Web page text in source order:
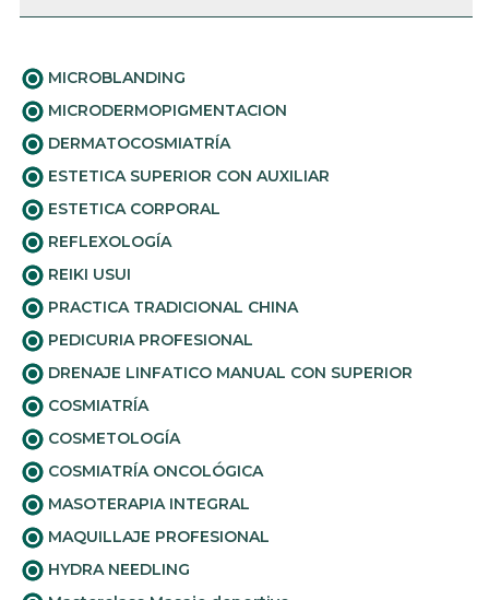
MICROBLANDING
MICRODERMOPIGMENTACION
DERMATOCOSMIATRÍA
ESTETICA SUPERIOR CON AUXILIAR
ESTETICA CORPORAL
REFLEXOLOGÍA
REIKI USUI
PRACTICA TRADICIONAL CHINA
PEDICURIA PROFESIONAL
DRENAJE LINFATICO MANUAL CON SUPERIOR
COSMIATRÍA
COSMETOLOGÍA
COSMIATRÍA ONCOLÓGICA
MASOTERAPIA INTEGRAL
MAQUILLAJE PROFESIONAL
HYDRA NEEDLING